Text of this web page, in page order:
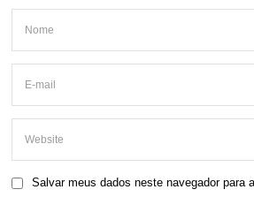
Salvar meus dados neste navegador para